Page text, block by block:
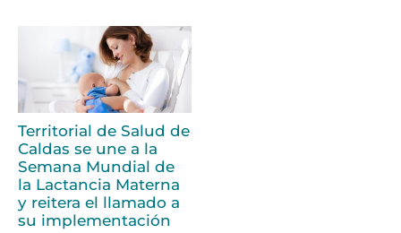
Territorial de Salud de
Caldas se une a la
Semana Mundial de
la Lactancia Materna
y reitera el llamado a
su implementación